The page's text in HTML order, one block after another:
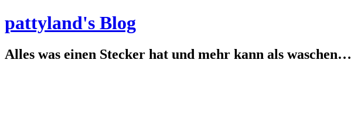
pattyland's Blog
Alles was einen Stecker hat und mehr kann als waschen…